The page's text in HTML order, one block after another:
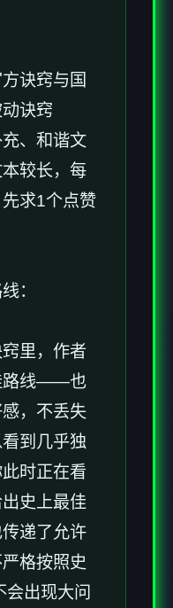
诀窍与国
诀窍
、和谐文
较长，每
求1个点赞
：
里，作者
路线——也
，不丢失
到几乎独
时正在看
史上最佳
递了允许
格按照史
会出现大问